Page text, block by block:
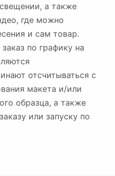
а также
где можно
и сам товар.
по графику на
отсчитываться с
макета и/или
образца, а также
или запуску по